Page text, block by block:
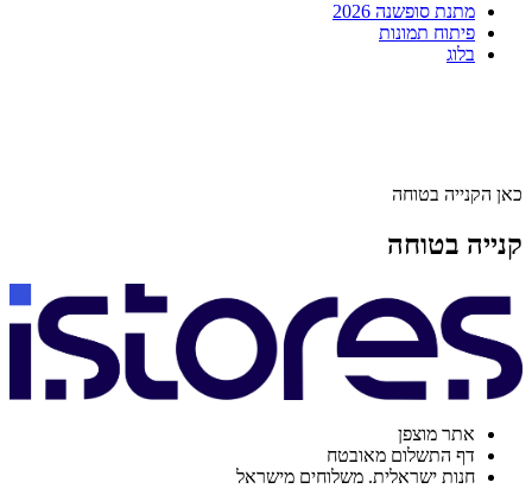
מתנת סופשנה 2026
פיתוח תמונות
בלוג
כאן הקנייה בטוחה
קנייה בטוחה
אתר מוצפן
דף התשלום מאובטח
חנות ישראלית. משלוחים מישראל